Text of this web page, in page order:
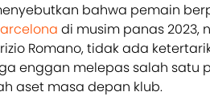
bahwa pemain
di musim panas 2023,
Romano, tidak ada
enggan melepas salah satu
aset masa depan klub.